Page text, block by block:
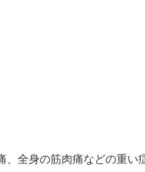
全身の筋肉痛などの重い